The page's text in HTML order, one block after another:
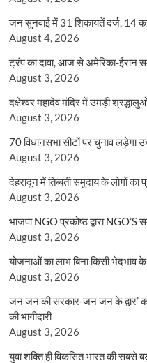
जन सुनवाई में 31 शिकायतें दर्ज, 14
August 4, 2026
ट्रंप का दावा, आज से अमेरिका-ईरान
August 3, 2026
दक्षेश्वर महादेव मंदिर में उमड़ी
August 3, 2026
70 विधानसभा सीटों पर चुनाव लड़ेगा
August 3, 2026
देहरादून में तिब्बती समुदाय के लोगों का
August 3, 2026
भाजपा NGO प्रकोष्ठ द्वारा
August 3, 2026
योजनाओं का लाभ बिना किसी भेदभाव
August 3, 2026
जन जन की सरकार-जन जन के द्वार’
की भागीदारी
August 3, 2026
युवा शक्ति ही विकसित भारत की सबसे